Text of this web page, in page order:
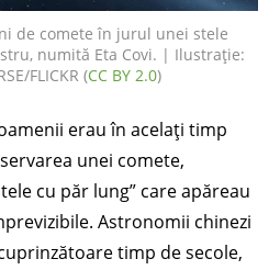
de comete în jurul unei stele
numită Eta Covi. | Ilustrație:
FLICKR (CC BY 2.0)
erau în acelați timp
unei comete,
cu păr lung” care apăreau
Astronomii chinezi
timp de secole,